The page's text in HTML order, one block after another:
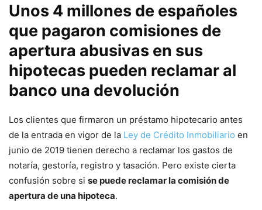
Unos 4 millones de españoles
que pagaron comisiones de
apertura abusivas en sus
hipotecas pueden reclamar al
banco una devolución
Los clientes que firmaron un préstamo hipotecario antes
de la entrada en vigor de la Ley de Crédito Inmobiliario en
junio de 2019 tienen derecho a reclamar los gastos de
notaría, gestoría, registro y tasación. Pero existe cierta
confusión sobre si se puede reclamar la comisión de
apertura de una hipoteca.